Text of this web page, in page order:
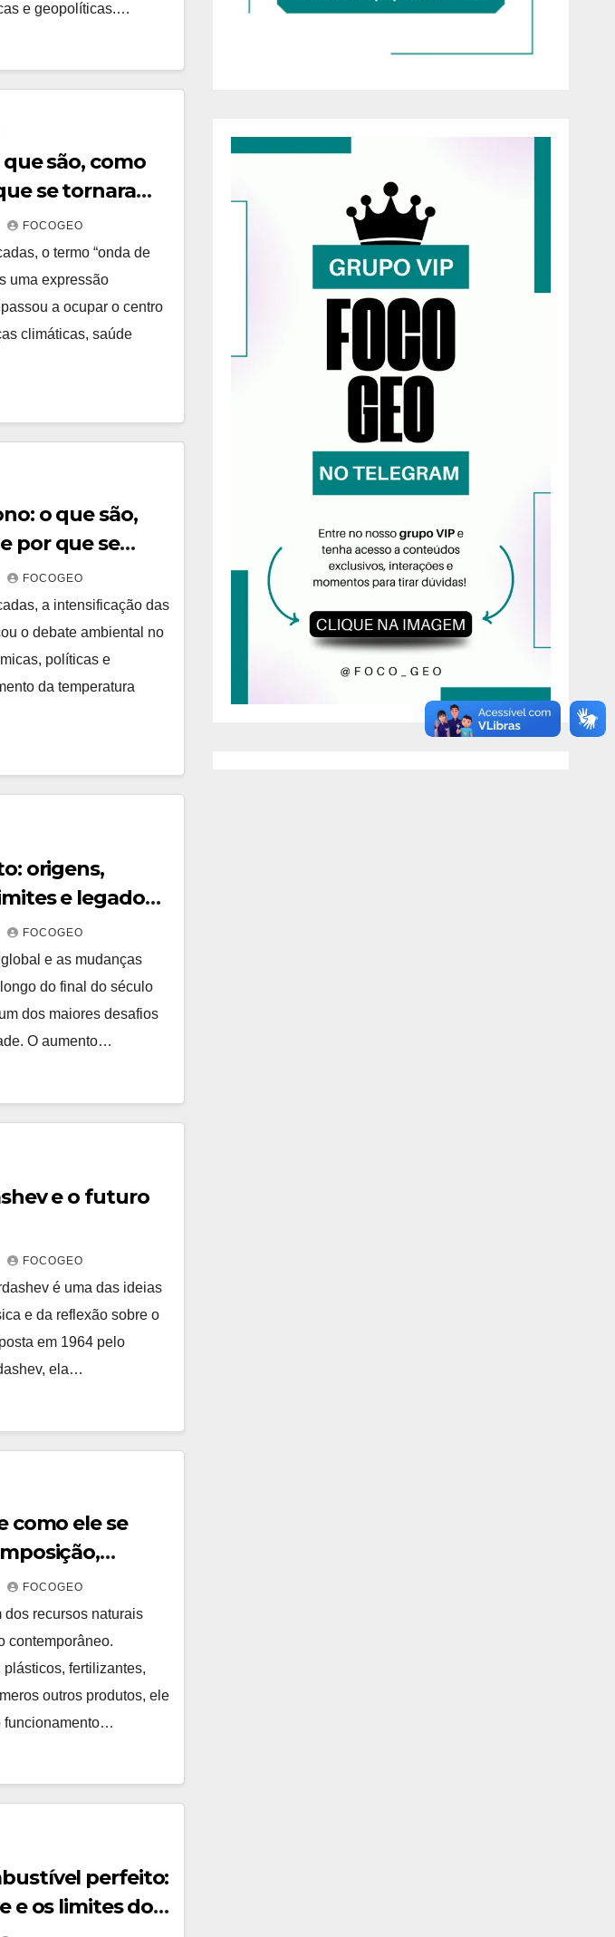
e geopolíticas.…
são, como
se tornaram
XXI
FOCOGEO
o termo “onda de
uma expressão
a ocupar o centro
climáticas, saúde
o que são,
por que se
agenda
FOCOGEO
a intensificação das
o debate ambiental no
políticas e
da temperatura
origens,
e legado
global
FOCOGEO
e as mudanças
do final do século
dos maiores desafios
O aumento…
e o futuro
FOCOGEO
é uma das ideias
e da reflexão sobre o
em 1964 pelo
ela…
como ele se
FOCOGEO
dos recursos naturais
contemporâneo.
fertilizantes,
outros produtos, ele
funcionamento…
perfeito:
e os limites do